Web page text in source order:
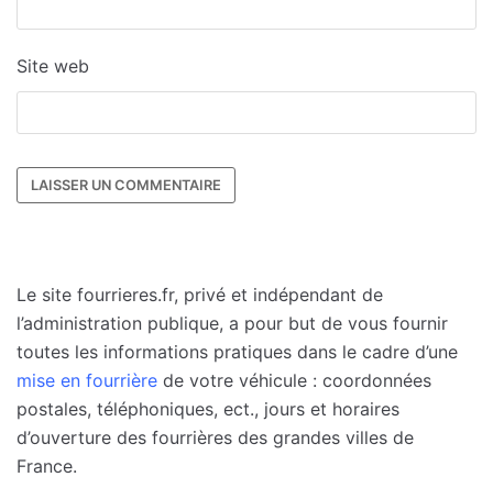
Site web
Le site fourrieres.fr, privé et indépendant de
l’administration publique, a pour but de vous fournir
toutes les informations pratiques dans le cadre d’une
mise en fourrière de votre véhicule : coordonnées
postales, téléphoniques, ect., jours et horaires
d’ouverture des fourrières des grandes villes de
France.